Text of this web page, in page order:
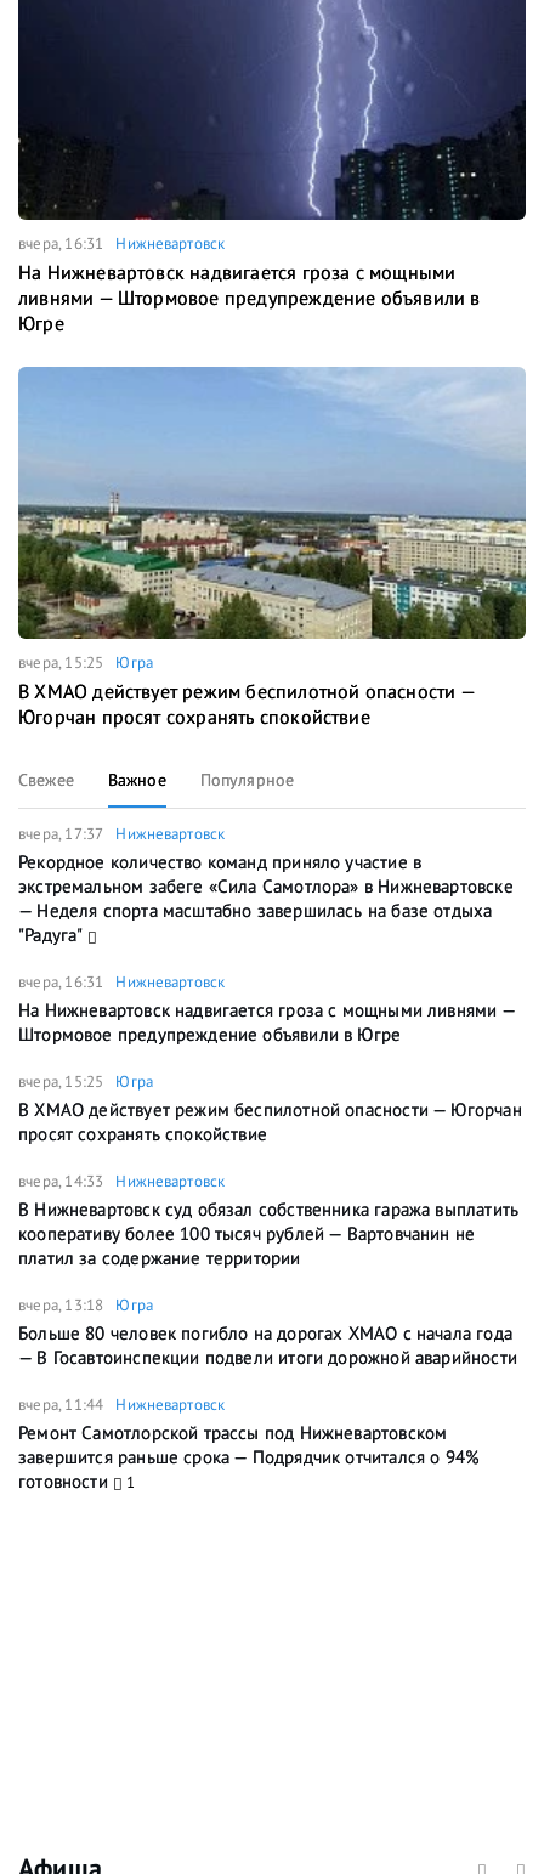
вчера, 16:31 Нижневартовск
На Нижневартовск надвигается гроза с мощными
ливнями — Штормовое предупреждение объявили в
Югре
вчера, 15:25 Югра
В ХМАО действует режим беспилотной опасности —
Югорчан просят сохранять спокойствие
Свежее Важное Популярное
вчера, 17:37 Нижневартовск
Рекордное количество команд приняло участие в
экстремальном забеге «Сила Самотлора» в Нижневартовске
— Неделя спорта масштабно завершилась на базе отдыха
"Радуга"
вчера, 16:31 Нижневартовск
На Нижневартовск надвигается гроза с мощными ливнями —
Штормовое предупреждение объявили в Югре
вчера, 15:25 Югра
В ХМАО действует режим беспилотной опасности — Югорчан
просят сохранять спокойствие
вчера, 14:33 Нижневартовск
В Нижневартовск суд обязал собственника гаража выплатить
кооперативу более 100 тысяч рублей — Вартовчанин не
платил за содержание территории
вчера, 13:18 Югра
Больше 80 человек погибло на дорогах ХМАО с начала года
— В Госавтоинспекции подвели итоги дорожной аварийности
вчера, 11:44 Нижневартовск
Ремонт Самотлорской трассы под Нижневартовском
завершится раньше срока — Подрядчик отчитался о 94%
готовности
1